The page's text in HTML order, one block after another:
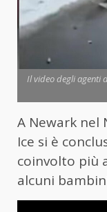
Il video degli agenti
A Newark nel
Ice si è
coinvolto più
alcuni